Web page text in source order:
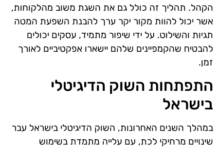
הקהל. תהליך זה כולל גם את השגת משוב מהלקוחות,
אשר יכול להוות מקור יקר ערך להבנת השפעת המטה
תגיות והשילוט. על ידי שיפור מתמיד, עסקים יכולים
להבטיח שהקמפיינים שלהם יישארו אפקטיביים לאורך
זמן.
התפתחות השוק הדיגיטלי
בישראל
במהלך השנים האחרונות, השוק הדיגיטלי בישראל עבר
שינויים מרחיקי לכת, עם עלייה מתמדת בשימוש